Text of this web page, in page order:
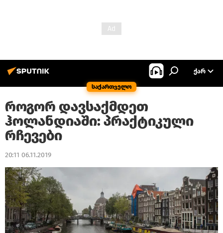
საქართველო
ᲥᲐᲠ
როგორ დავსაქმდეთ
ჰოლანდიაში: პრაქტიკული
რჩევები
20:11 06.11.2019